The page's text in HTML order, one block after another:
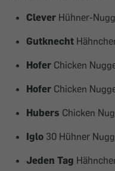
Clever Hühner-
Gutknecht
Hofer Chicken
Hofer Chicken
Hubers Chicken
Iglo 30 Hühner
Jeden Tag